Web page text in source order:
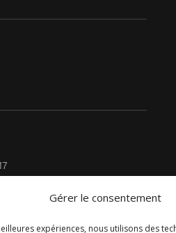
Gérer le consentement
expériences, nous utilisons des